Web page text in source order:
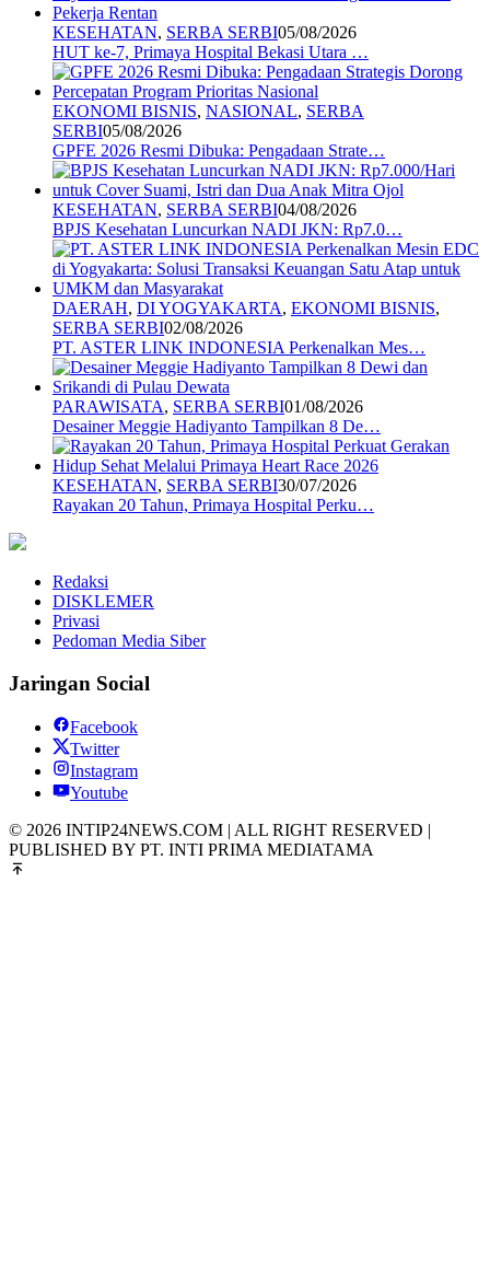
KESEHATAN, SERBA SERBI05/08/2026
HUT ke-7, Primaya Hospital Bekasi Utara …
EKONOMI BISNIS, NASIONAL, SERBA
SERBI05/08/2026
GPFE 2026 Resmi Dibuka: Pengadaan Strate…
KESEHATAN, SERBA SERBI04/08/2026
BPJS Kesehatan Luncurkan NADI JKN: Rp7.0…
DAERAH, DI YOGYAKARTA, EKONOMI BISNIS,
SERBA SERBI02/08/2026
PT. ASTER LINK INDONESIA Perkenalkan Mes…
PARAWISATA, SERBA SERBI01/08/2026
Desainer Meggie Hadiyanto Tampilkan 8 De…
KESEHATAN, SERBA SERBI30/07/2026
Rayakan 20 Tahun, Primaya Hospital Perku…
Redaksi
DISKLEMER
Privasi
Pedoman Media Siber
Jaringan Social
Facebook
Twitter
Instagram
Youtube
© 2026 INTIP24NEWS.COM | ALL RIGHT RESERVED |
PUBLISHED BY PT. INTI PRIMA MEDIATAMA